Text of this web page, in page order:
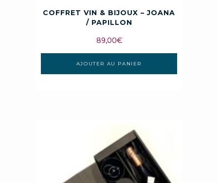
COFFRET VIN & BIJOUX – JOANA
/ PAPILLON
89,00€
AJOUTER AU PANIER